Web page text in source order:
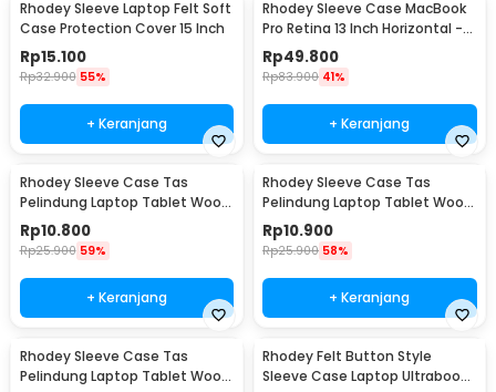
Rhodey Sleeve Laptop Felt Soft
Case Protection Cover 15 Inch
Rp15.100
Rp32.900 55%
+ Keranjang
Rhodey Sleeve Case MacBook
Pro Retina 13 Inch Horizontal -
C2202
Rp49.800
Rp83.900 41%
+ Keranjang
Rhodey Sleeve Case Tas
Pelindung Laptop Tablet Wool
Felt 11 Inch - DA98
Rp10.800
Rp25.900 59%
+ Keranjang
Rhodey Sleeve Case Tas
Pelindung Laptop Tablet Wool
Felt 15 Inch - DA98
Rp10.900
Rp25.900 58%
+ Keranjang
Rhodey Sleeve Case Tas
Pelindung Laptop Tablet Wool
Rhodey Felt Button Style
Sleeve Case Laptop Ultrabook